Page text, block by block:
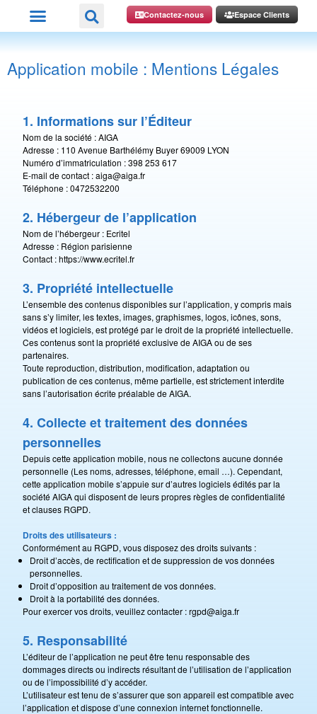
Contactez-nous Espace Clients
Application mobile : Mentions Légales
1. Informations sur l’Éditeur
Nom de la société : AIGA
Adresse : 110 Avenue Barthélémy Buyer 69009 LYON
Numéro d’immatriculation : 398 253 617
E-mail de contact : aiga@aiga.fr
Téléphone : 0472532200
2. Hébergeur de l’application
Nom de l’hébergeur : Ecritel
Adresse : Région parisienne
Contact : https://www.ecritel.fr
3. Propriété intellectuelle
L’ensemble des contenus disponibles sur l’application, y compris mais
sans s’y limiter, les textes, images, graphismes, logos, icônes, sons,
vidéos et logiciels, est protégé par le droit de la propriété intellectuelle.
Ces contenus sont la propriété exclusive de AIGA ou de ses
partenaires.
Toute reproduction, distribution, modification, adaptation ou
publication de ces contenus, même partielle, est strictement interdite
sans l’autorisation écrite préalable de AIGA.
4. Collecte et traitement des données
personnelles
Depuis cette application mobile, nous ne collectons aucune donnée
personnelle (Les noms, adresses, téléphone, email …). Cependant,
cette application mobile s’appuie sur d’autres logiciels édités par la
société AIGA qui disposent de leurs propres règles de confidentialité
et clauses RGPD.
Droits des utilisateurs :
Conformément au RGPD, vous disposez des droits suivants :
Droit d’accès, de rectification et de suppression de vos données
personnelles.
Droit d’opposition au traitement de vos données.
Droit à la portabilité des données.
Pour exercer vos droits, veuillez contacter : rgpd@aiga.fr
5. Responsabilité
L’éditeur de l’application ne peut être tenu responsable des
dommages directs ou indirects résultant de l’utilisation de l’application
ou de l’impossibilité d’y accéder.
L’utilisateur est tenu de s’assurer que son appareil est compatible avec
l’application et dispose d’une connexion internet fonctionnelle.